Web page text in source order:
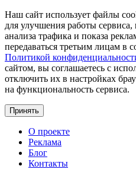
Наш сайт использует файлы
для улучшения работы сервиса,
анализа трафика и показа
передаваться третьим лицам в
Политикой
сайтом, вы соглашаетесь с
отключить их в настройках
на функциональность сервиса.
Принять
О проекте
Реклама
Блог
Контакты